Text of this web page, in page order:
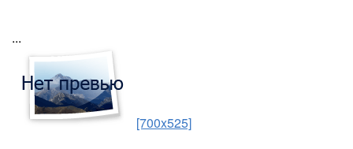
...
[700x525]